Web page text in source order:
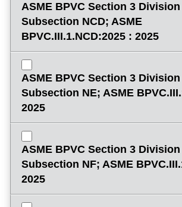
ASME BPVC Section 3 Division
Subsection NCD; ASME
BPVC.III.1.NCD:2025 : 2025
ASME BPVC Section 3 Division
Subsection NE; ASME
2025
ASME BPVC Section 3 Division
Subsection NF; ASME
2025